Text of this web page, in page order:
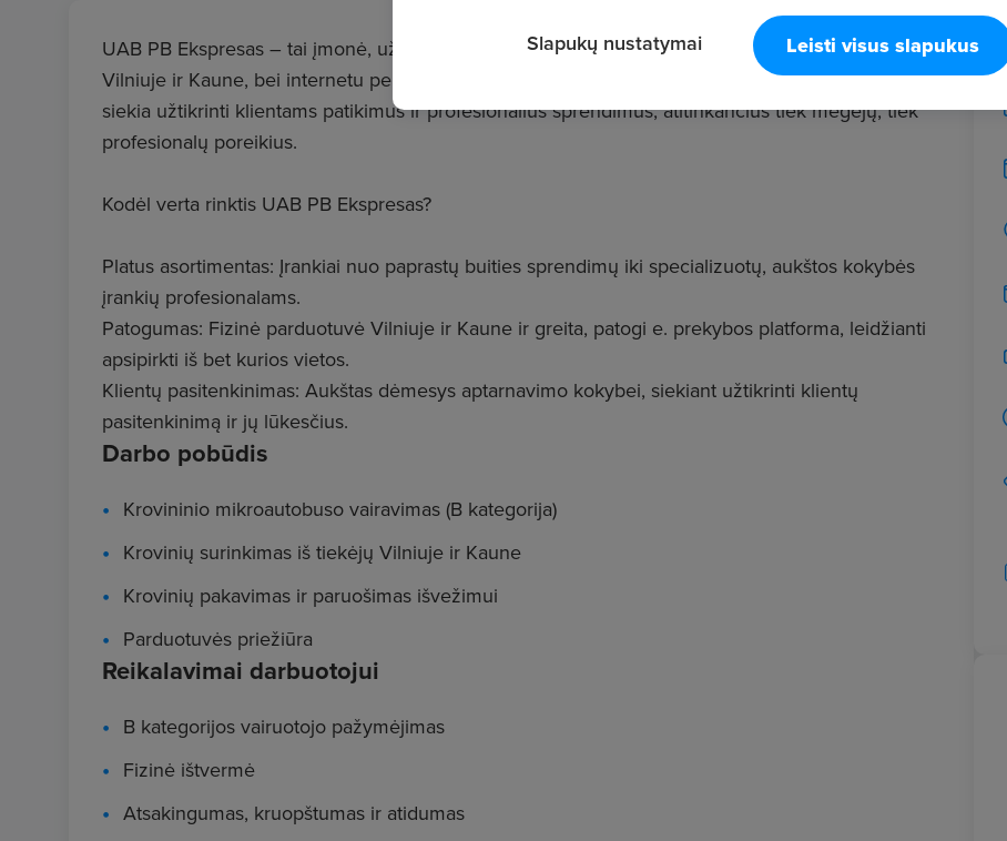
UAB PB Ekspresas – tai įmonė, užsiimanti kokybiškų darbo ir sodo įrankių mažmenine prekyba
Vilniuje ir Kaune, bei internetu per platformą www.irankiai123.lt. Įmonė nuo pat veiklos pradžios
siekia užtikrinti klientams patikimus ir profesionalius sprendimus, atitinkančius tiek mėgėjų, tiek
profesionalų poreikius.
Kodėl verta rinktis UAB PB Ekspresas?
Platus asortimentas: Įrankiai nuo paprastų buities sprendimų iki specializuotų, aukštos kokybės
įrankių profesionalams.
Patogumas: Fizinė parduotuvė Vilniuje ir Kaune ir greita, patogi e. prekybos platforma, leidžianti
apsipirkti iš bet kurios vietos.
Klientų pasitenkinimas: Aukštas dėmesys aptarnavimo kokybei, siekiant užtikrinti klientų
pasitenkinimą ir jų lūkesčius.
Darbo pobūdis
Krovininio mikroautobuso vairavimas (B kategorija)
Krovinių surinkimas iš tiekėjų Vilniuje ir Kaune
Krovinių pakavimas ir paruošimas išvežimui
Parduotuvės priežiūra
Reikalavimai darbuotojui
B kategorijos vairuotojo pažymėjimas
Fizinė ištvermė
Atsakingumas, kruopštumas ir atidumas
Leisti visus slapukus
Slapukų nustatymai